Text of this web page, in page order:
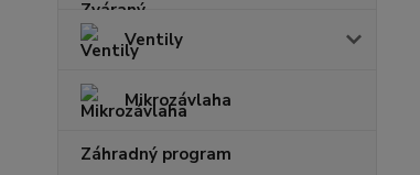
Ventily
Mikrozávlaha
Záhradný program